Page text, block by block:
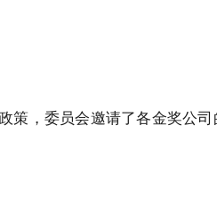
策，委员会邀请了各金奖公